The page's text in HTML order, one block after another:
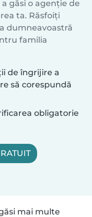
găsi o agenție de
ta. Răsfoiți
dumneavoastră
familia
de îngrijire a
să corespundă
obligatorie
mai multe